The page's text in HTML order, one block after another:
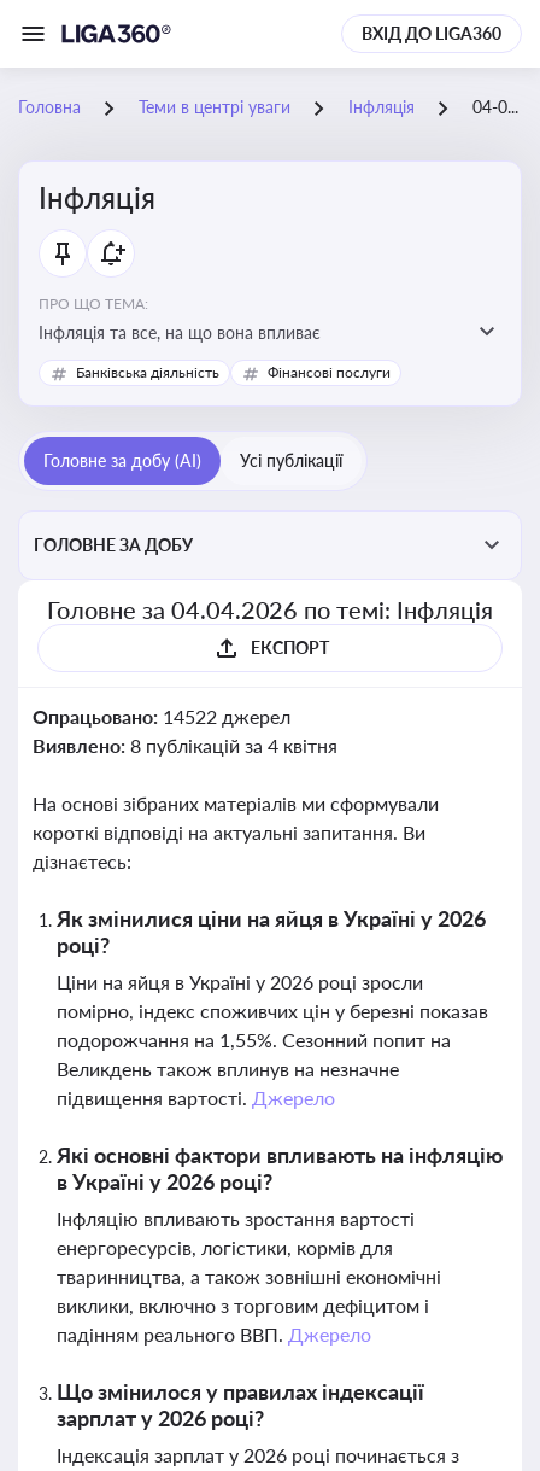
ВХІД ДО LIGA360
Головна Теми в центрі уваги Інфляція 04-04-2026
Інфляція
ПРО ЩО ТЕМА:
Інфляція та все, на що вона впливає
Банківська діяльність Фінансові послуги
Головне за добу (AI) Усі публікації
ГОЛОВНЕ ЗА ДОБУ
Головне за 04.04.2026 по темі: Інфляція
ЕКСПОРТ
Опрацьовано: 14522 джерел
Виявлено: 8 публікацій за 4 квітня
На основі зібраних матеріалів ми сформували
короткі відповіді на актуальні запитання. Ви
дізнаєтесь:
Як змінилися ціни на яйця в Україні у 2026
році?
Ціни на яйця в Україні у 2026 році зросли
помірно, індекс споживчих цін у березні показав
подорожчання на 1,55%. Сезонний попит на
Великдень також вплинув на незначне
підвищення вартості. Джерело
Які основні фактори впливають на інфляцію
в Україні у 2026 році?
Інфляцію впливають зростання вартості
енергоресурсів, логістики, кормів для
тваринництва, а також зовнішні економічні
виклики, включно з торговим дефіцитом і
падінням реального ВВП. Джерело
Що змінилося у правилах індексації
зарплат у 2026 році?
Індексація зарплат у 2026 році починається з